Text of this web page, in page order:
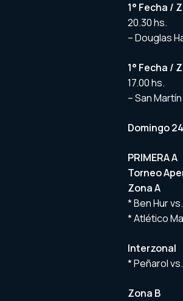
1° Fecha /
20.30 hs.
– Douglas
1° Fecha /
17.00 hs.
– San
Domingo
PRIMERA A
Torneo
Zona A
* Ben Hur
* Atlético
Interzonal
* Peñarol
Zona B